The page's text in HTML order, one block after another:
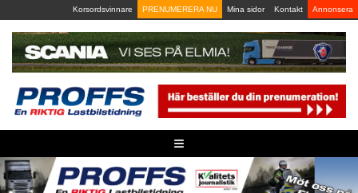
to
content
Korsordsvinnare PRENUMERERA NU Mina sidor Kontakt Annonsera
≡